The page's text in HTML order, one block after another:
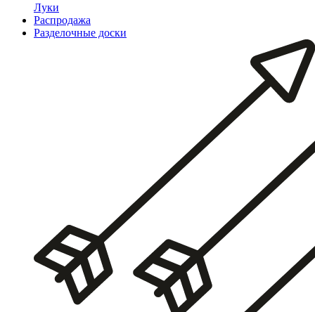
Луки
Распродажа
Разделочные доски